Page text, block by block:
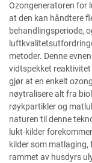
Ozongeneratoren for
at den kan håndtere
behandlingsperiode,
metoder. Denne
vidtspekket reaktivitet
gjør at en enkelt
nøytralisere alt fra
røykpartikler og
naturen til denne
lukt-kilder
kilder som matlaging,
rammet av husdyrs